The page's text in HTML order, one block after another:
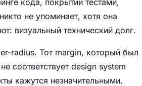
не упоминает, хотя она
визуальный технический долг.
radius. Тот margin, который был
соответствует design system
кажутся незначительными.